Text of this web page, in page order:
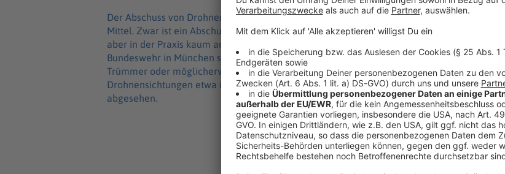
Der Abschuss von Drohnen über zivilem Gelände gilt in der Wissenschaft nicht als probates
Mittel. Zwar ist ein Abschuss rechtlich unter bestimmten Voraussetzungen möglich, wird
aber in der Praxis kaum angewandt, wie die Expertin Verena Jackson von der Universität der
Bundeswehr in München sagte. Grund sind große Gefahren, etwa durch herabfallende
Trümmer oder möglicherweise explosive Last der Drohne. Auch bei den jüngsten
Drohnensichtungen etwa in Dänemark haben die dortigen Behörden von einem Abschuss
abgesehen.